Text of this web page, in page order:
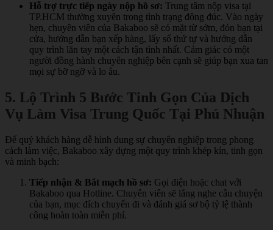
Hỗ trợ trực tiếp ngày nộp hồ sơ: Trung tâm nộp visa tại
TP.HCM thường xuyên trong tình trạng đông đúc. Vào ngày
hẹn, chuyên viên của Bakaboo sẽ có mặt từ sớm, đón bạn tại
cửa, hướng dẫn bạn xếp hàng, lấy số thứ tự và hướng dẫn
quy trình lăn tay một cách tận tình nhất. Cảm giác có một
người đồng hành chuyên nghiệp bên cạnh sẽ giúp bạn xua tan
mọi sự bỡ ngỡ và lo âu.
5. Lộ Trình 5 Bước Tinh Gọn Của Dịch
Vụ Làm Visa Trung Quốc Tại Phú Nhuận
Để quý khách hàng dễ hình dung sự chuyên nghiệp trong phong
cách làm việc, Bakaboo xây dựng một quy trình khép kín, tinh gọn
và minh bạch:
Tiếp nhận & Bắt mạch hồ sơ: Gọi điện hoặc chat với
Bakaboo qua Hotline. Chuyên viên sẽ lắng nghe câu chuyện
của bạn, mục đích chuyến đi và đánh giá sơ bộ tỷ lệ thành
công hoàn toàn miễn phí.